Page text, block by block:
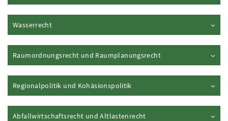
WasserrechtInhalt aufklappen
Raumordnungsrecht und RaumplanungsrechtInhalt aufklappen
Regionalpolitik und KohäsionspolitikInhalt aufklappen
Abfallwirtschaftsrecht und AltlastenrechtInhalt aufklappen